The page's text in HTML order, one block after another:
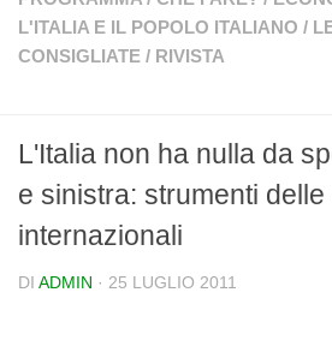
L'ITALIA E IL POPOLO ITALIANO /
CONSIGLIATE / RIVISTA
L'Italia non ha nulla da
e sinistra: strumenti
internazionali
DI ADMIN · 25 LUGLIO 2011